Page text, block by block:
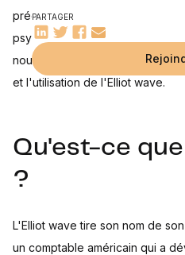
Avantages et inconvénients de
Pourquoi utiliser l'Elliot wave ?
Les limites de l'Elliot wave
Exemples d'application de
Cas d'étude : l'Elliot wave
Cas d'étude : l'Elliot wave
PARTAGER
prédire les mouvements des
psychologie collective des
nous allons explorer en détail la
et l'utilisation de l'Elliot wave.
Qu'est-ce
?
L'Elliot wave tire son nom de
un comptable américain qui a